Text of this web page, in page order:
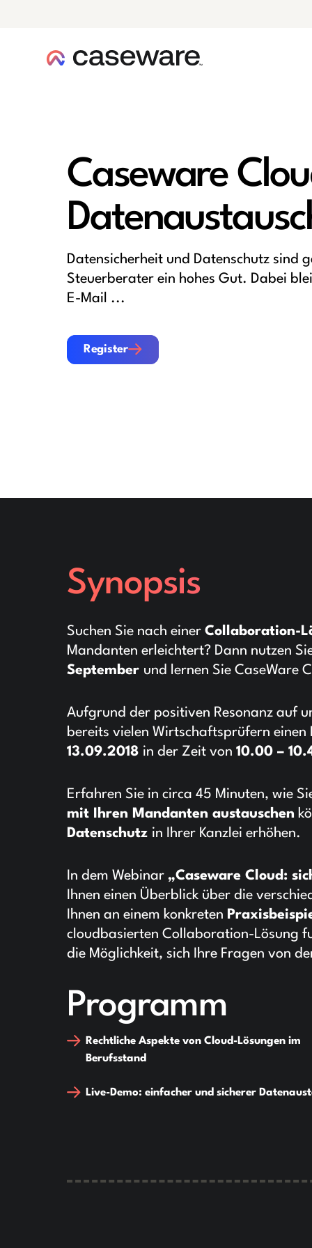
Caseware
Datensicherheit und Datenschutz
Steuerberater ein hohes Gut. Dabei
E-Mail ...
Register
Register
Synopsis
Suchen Sie nach einer Collaboration-
Mandanten erleichtert? Dann nutzen
September und lernen Sie CaseWare
Aufgrund der positiven Resonanz auf
bereits vielen Wirtschaftsprüfern
13.09.2018 in der Zeit von 10.00 –
Erfahren Sie in circa 45 Minuten, wie
mit Ihren Mandanten austauschen
Datenschutz in Ihrer Kanzlei erhöhen.
In dem Webinar „Caseware Cloud:
Ihnen einen Überblick über die
Ihnen an einem konkreten
cloudbasierten Collaboration-Lösung
die Möglichkeit, sich Ihre Fragen von
Programm
Rechtliche Aspekte von Cloud-Lösungen im
Berufsstand
Live-Demo: einfacher und sicherer